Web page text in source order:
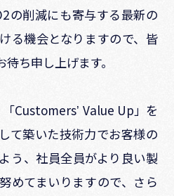
の削減にも寄与する最新の
る機会となりますので、皆
ち申し上げます。
Customersʼ Value Up」を
て築いた技術力でお客様の
う、社員全員がより良い製
めてまいりますので、さら